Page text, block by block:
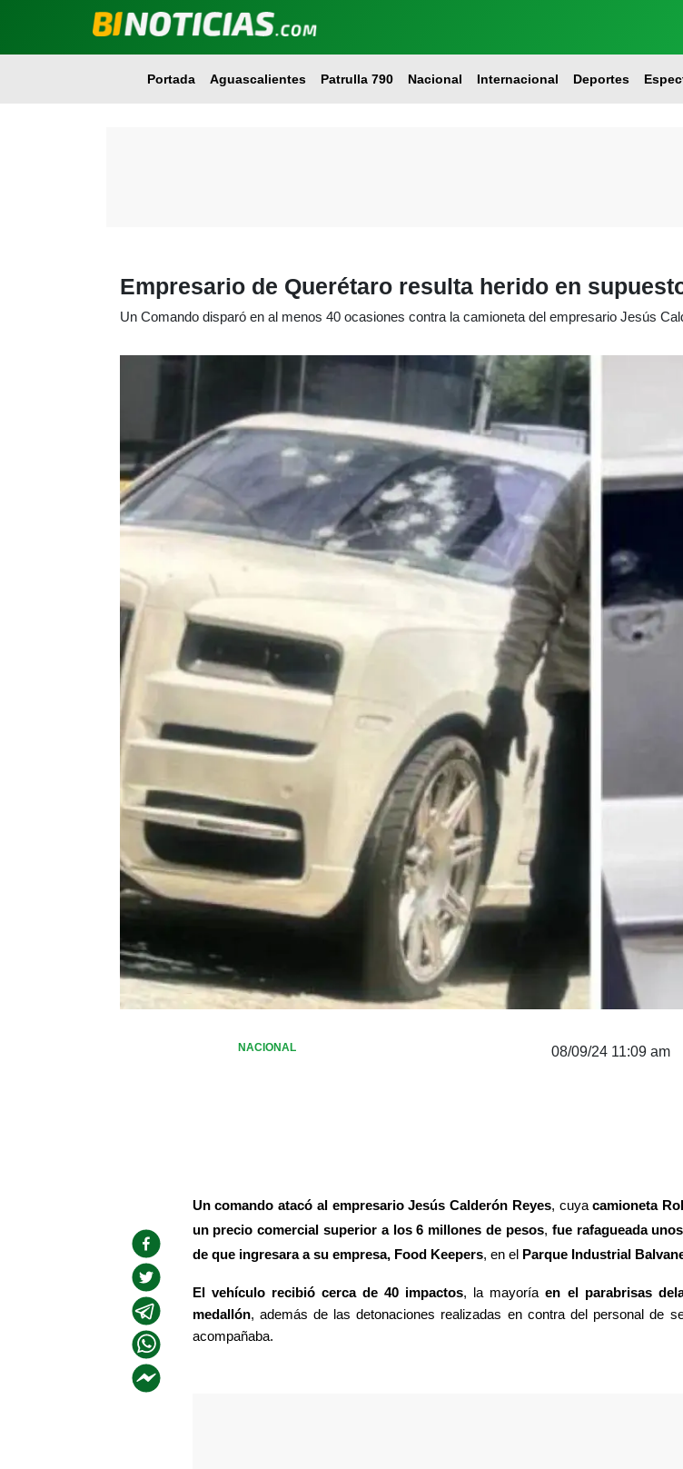
Portada Aguascalientes Patrulla 790 Nacional Internacional Deportes
Empresario de Querétaro resulta herido en
Un Comando disparó en al menos 40 ocasiones contra la camioneta del empresario Jesús
NACIONAL 08/09/24 11:09 am
Un comando atacó al empresario Jesús Calderón Reyes, cuya camioneta
un precio comercial superior a los 6 millones de pesos, fue rafagueada
de que ingresara a su empresa, Food Keepers, en el Parque Industrial
El vehículo recibió cerca de 40 impactos, la mayoría en el parabrisas
medallón, además de las detonaciones realizadas en contra del personal de
acompañaba.